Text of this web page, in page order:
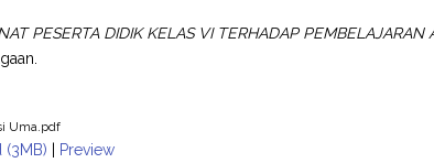
PESERTA DIDIK KELAS VI TERHADAP PEMBELAJARAN
Uma.pdf
(3MB) | Preview